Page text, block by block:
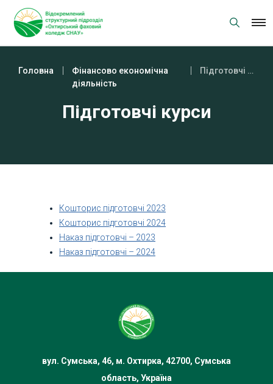
content
Головна
Фінансово економічна
діяльність
Підготовчі курси
Підготовчі курси
Кошторис підготовчі 2023
Кошторис підготовчі 2024
Наказ підготовчі – 2023
Наказ підготовчі – 2024
вул. Сумська, 46, м. Охтирка, 42700, Сумська
область, Україна